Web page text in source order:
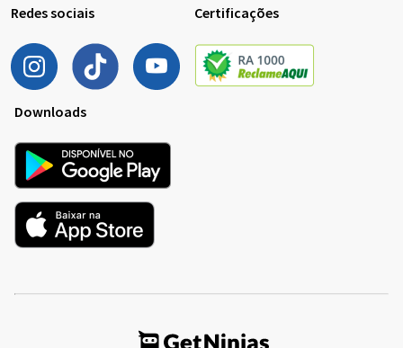
Redes sociais Certificações
Downloads